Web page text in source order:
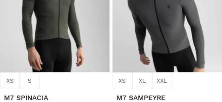
XS S
M7 SPINACIA
XS XL XXL
M7 SAMPEYRE